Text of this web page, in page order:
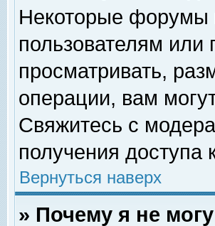
Некоторые форумы
пользователям или
просматривать,
операции, вам
Свяжитесь с
получения
Вернуться наверх
» Почему я не